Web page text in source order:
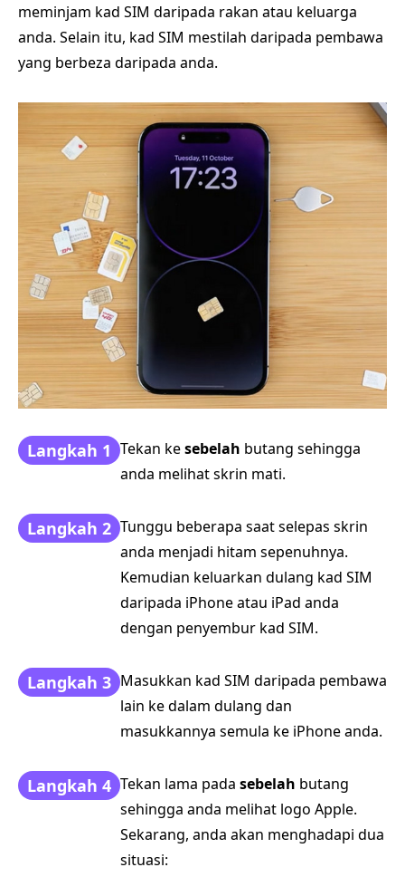
meminjam kad SIM daripada rakan atau keluarga
anda. Selain itu, kad SIM mestilah daripada pembawa
yang berbeza daripada anda.
Langkah 1 Tekan kesebelah butang sehingga
anda melihat skrin mati.
Langkah 2 Tunggu beberapa saat selepas skrin
anda menjadi hitam sepenuhnya.
Kemudian keluarkan dulang kad SIM
daripada iPhone atau iPad anda
dengan penyembur kad SIM.
Langkah 3 Masukkan kad SIM daripada pembawa
lain ke dalam dulang dan
masukkannya semula ke iPhone anda.
Langkah 4 Tekan lama pada sebelah butang
sehingga anda melihat logo Apple.
Sekarang, anda akan menghadapi dua
situasi: